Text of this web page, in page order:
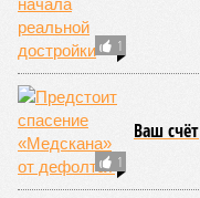
1
1
Ваш счёт